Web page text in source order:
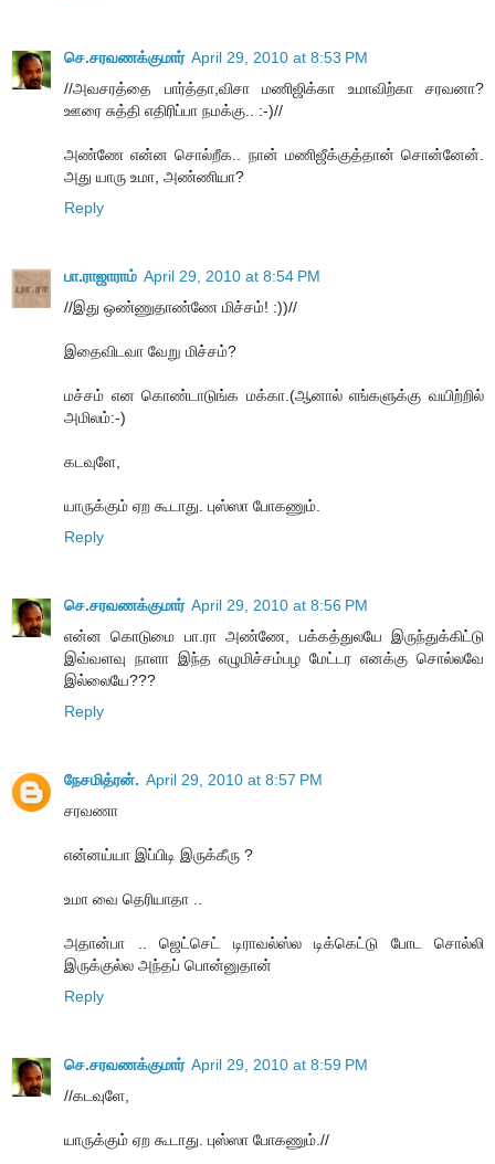
செ.சரவணக்குமார் April 29, 2010 at 8:53 PM
//அவசரத்தை பார்த்தா,விசா மணிஜிக்கா உமாவிற்கா சரவனா?
ஊரை சுத்தி எதிரிப்பா நமக்கு.. :-)//
அண்ணே என்ன சொல்றீக.. நான் மணிஜீக்குத்தான் சொன்னேன்.
அது யாரு உமா, அண்ணியா?
Reply
பா.ராஜாராம் April 29, 2010 at 8:54 PM
//இது ஒண்ணுதாண்ணே மிச்சம்! :))//
இதைவிடவா வேறு மிச்சம்?
மச்சம் என கொண்டாடுங்க மக்கா.(ஆனால் எங்களுக்கு வயிற்றில்
அமிலம்:-)
கடவுளே,
யாருக்கும் ஏற கூடாது. புஸ்ஸா போகணும்.
Reply
செ.சரவணக்குமார் April 29, 2010 at 8:56 PM
என்ன கொடுமை பா.ரா அண்ணே, பக்கத்துலயே இருந்துக்கிட்டு
இவ்வளவு நாளா இந்த எழுமிச்சம்பழ மேட்டர எனக்கு சொல்லவே
இல்லையே???
Reply
நேசமித்ரன். April 29, 2010 at 8:57 PM
சரவணா
என்னய்யா இப்பிடி இருக்கீரு ?
உமா வை தெரியாதா ..
அதான்பா .. ஜெட்செட் டிராவல்ஸ்ல டிக்கெட்டு போட சொல்லி
இருக்குல்ல அந்தப் பொன்னுதான்
Reply
செ.சரவணக்குமார் April 29, 2010 at 8:59 PM
//கடவுளே,
யாருக்கும் ஏற கூடாது. புஸ்ஸா போகணும்.//